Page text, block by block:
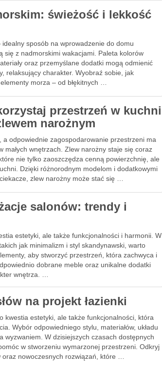
świeżość i lekkość
sposób na wprowadzenie do domu
się z nadmorskimi wakacjami. Paleta kolorów
oraz przemyślane dodatki mogą odmienić
relaksujący charakter. Wyobraź sobie, jak
morza – od błękitnych …
przestrzeń w kuchni
narożnym
odpowiednie zagospodarowanie przestrzeni ma
małych wnętrzach. Zlew narożny staje się coraz
nie tylko zaoszczędza cenną powierzchnię, ale
Dzięki różnorodnym modelom i dodatkowymi
zlew narożny może stać się …
salonów: trendy i
estetyki, ale także funkcjonalności i harmonii. W
jak minimalizm i styl skandynawski, warto
aby stworzyć przestrzeń, która zachwyca i
dobrane meble oraz unikalne dodatki
wnętrza. …
na projekt łazienki
kwestia estetyki, ale także funkcjonalności, która
Wybór odpowiedniego stylu, materiałów, układu
wyzwaniem. W dzisiejszych czasach dostępnych
w stworzeniu wymarzonej przestrzeni. Odkryj
oraz nowoczesnych rozwiązań, które …